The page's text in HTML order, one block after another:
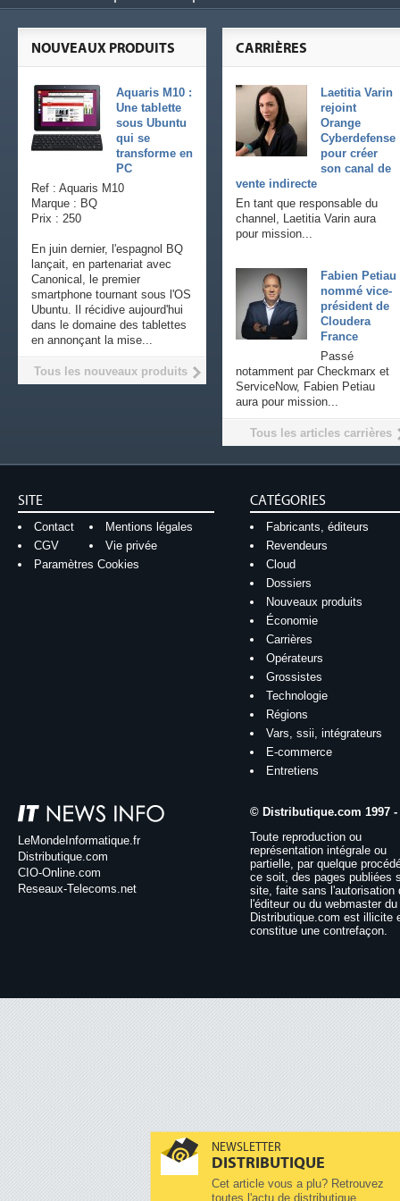
NEWSLETTER
DISTRIBUTIQUE
Cet article vous a plu? Retrouvez
toutes l'actu de distributique
CARRIÈRES
Laetitia Varin
rejoint
Orange
Cyberdefense
pour créer
son canal de
vente indirecte
En tant que responsable du
channel, Laetitia Varin aura
pour mission...
Fabien Petiau
nommé vice-
président de
Cloudera
France
Passé
notamment par Checkmarx et
ServiceNow, Fabien Petiau
aura pour mission...
Tous les articles carrières
NOUVEAUX PRODUITS
Aquaris M10 :
Une tablette
sous Ubuntu
qui se
transforme en
PC
Ref : Aquaris M10
Marque : BQ
Prix : 250
En juin dernier, l'espagnol BQ
lançait, en partenariat avec
Canonical, le premier
smartphone tournant sous l'OS
Ubuntu. Il récidive aujourd'hui
dans le domaine des tablettes
en annonçant la mise...
Tous les nouveaux produits
SITE
Contact
Mentions légales
CGV
Vie privée
Paramètres Cookies
CATÉGORIES
Fabricants, éditeurs
Revendeurs
Cloud
Dossiers
Nouveaux produits
Économie
Carrières
Opérateurs
Grossistes
Technologie
Régions
Vars, ssii, intégrateurs
E-commerce
Entretiens
LeMondeInformatique.fr
Distributique.com
CIO-Online.com
Reseaux-Telecoms.net
© Distributique.com 1997 -
Toute reproduction ou
représentation intégrale ou
partielle, par quelque
ce soit, des pages publiées
site, faite sans l'autorisation
l'éditeur ou du webmaster
Distributique.com est illicite
constitue une contrefaçon.